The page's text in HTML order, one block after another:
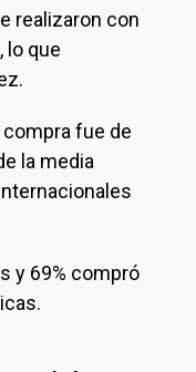
realizaron con
lo que
fue de
la media
y 69% compró